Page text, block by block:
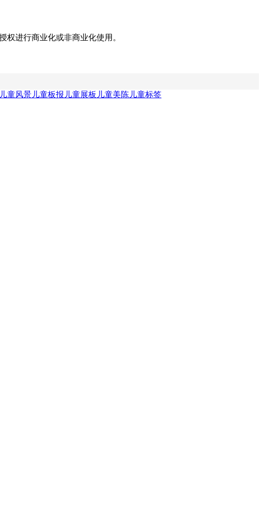
进行商业化或非商业化使用。
儿童风景 儿童板报 儿童展板 儿童美陈 儿童标签